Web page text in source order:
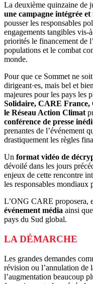
La deuxième quinzaine de
une campagne intégrée
pousser les responsables
engagements tangibles vis-
priorités le financement de
populations et le combat
monde.
Pour que ce Sommet ne
dirigeant·es, mais bel et
majeures pour les pays les
Solidaire, CARE France,
le Réseau Action Climat
conférence de presse
prenantes de l’événement
drastiquement les règles
Un format vidéo de
dévoilé dans les jours
enjeux de cette rencontre
les responsables mondiaux
L’ONG CARE proposera,
événement média ainsi
pays du Sud global.
LA DÉMARCHE
Les grandes demandes
révision ou l’annulation de
l’augmentation beaucoup